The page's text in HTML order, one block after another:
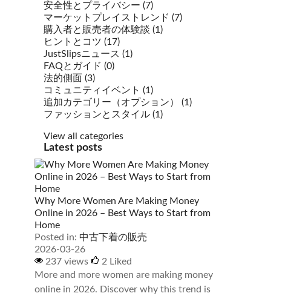
安全性とプライバシー (7)
マーケットプレイストレンド (7)
購入者と販売者の体験談 (1)
ヒントとコツ (17)
JustSlipsニュース (1)
FAQとガイド (0)
法的側面 (3)
コミュニティイベント (1)
追加カテゴリー（オプション） (1)
ファッションとスタイル (1)
View all categories
Latest posts
Why More Women Are Making Money
Online in 2026 – Best Ways to Start from
Home
Posted in: 中古下着の販売
2026-03-26
237 views
2 Liked
More and more women are making money
online in 2026. Discover why this trend is